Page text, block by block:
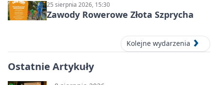
25 sierpnia 2026, 15:30
Zawody Rowerowe Złota Szprycha
Kolejne wydarzenia
Ostatnie Artykuły